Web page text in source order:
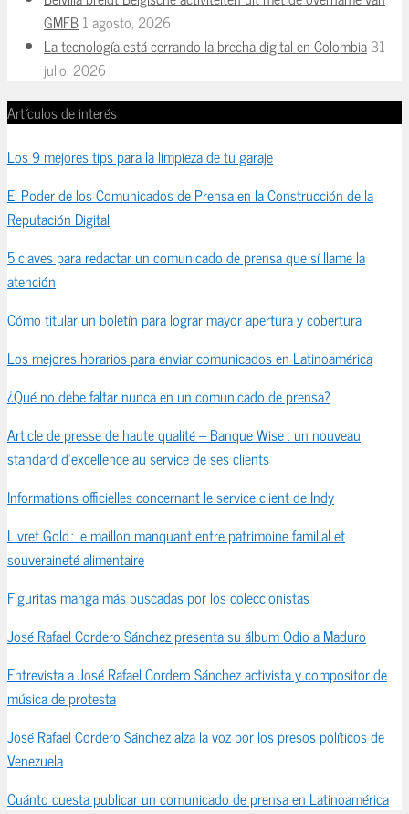
GMFB1 agosto, 2026
La tecnología está cerrando la brecha digital en Colombia31
julio, 2026
Artículos de interés
Los 9 mejores tips para la limpieza de tu garaje
El Poder de los Comunicados de Prensa en la Construcción de la
Reputación Digital
5 claves para redactar un comunicado de prensa que sí llame la
atención
Cómo titular un boletín para lograr mayor apertura y cobertura
Los mejores horarios para enviar comunicados en Latinoamérica
¿Qué no debe faltar nunca en un comunicado de prensa?
Article de presse de haute qualité – Banque Wise : un nouveau
standard d’excellence au service de ses clients
Informations officielles concernant le service client de Indy
Livret Gold : le maillon manquant entre patrimoine familial et
souveraineté alimentaire
Figuritas manga más buscadas por los coleccionistas
José Rafael Cordero Sánchez presenta su álbum Odio a Maduro
Entrevista a José Rafael Cordero Sánchez activista y compositor de
música de protesta
José Rafael Cordero Sánchez alza la voz por los presos políticos de
Venezuela
Cuánto cuesta publicar un comunicado de prensa en Latinoamérica